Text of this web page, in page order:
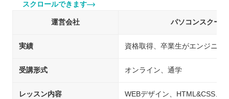
スクロールできます
運営会社 パソコンスクー
実績 資格取得、卒業生がエンジニア
受講形式 オンライン、通学
レッスン内容 WEBデザイン、HTML&CSS、